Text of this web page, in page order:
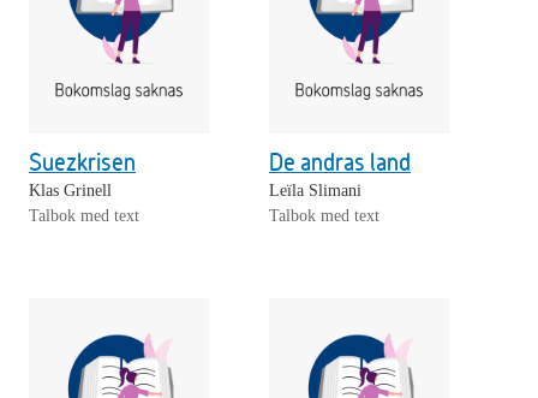
Suezkrisen
Klas Grinell
Talbok med text
De andras land
Leïla Slimani
Talbok med text